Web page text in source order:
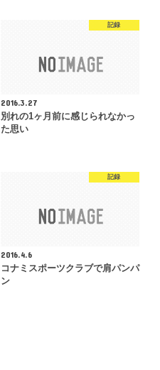
記録
2016.3.27
別れの1ヶ月前に感じられなかっ
た思い
記録
2016.4.6
コナミスポーツクラブで肩パンパ
ン